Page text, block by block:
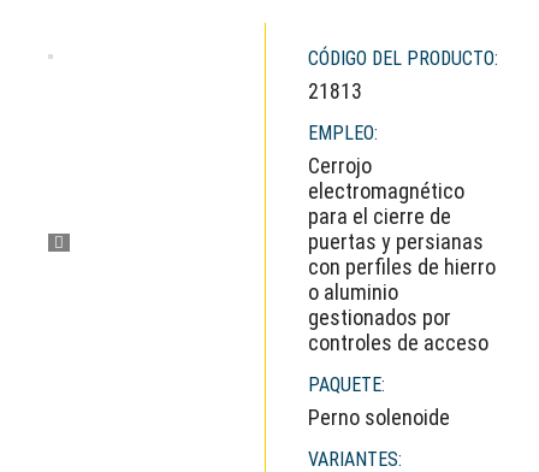
CÓDIGO DEL PRODUCTO:
21813
EMPLEO:
Cerrojo
electromagnético
para el cierre de
puertas y persianas
con perfiles de hierro
o aluminio
gestionados por
controles de acceso
PAQUETE:
Perno solenoide
VARIANTES: